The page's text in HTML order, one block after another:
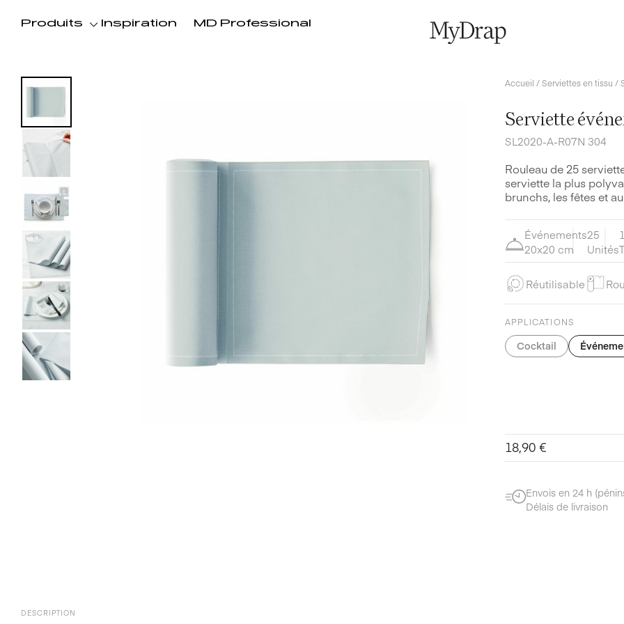
Produits Inspiration MD Professional
Accueil /Serviettes en tissu /
Serviette
SL2020-A-R07N 304
Rouleau de 25
serviette la plus
brunchs, les fêtes et
Événements
20x20 cm
25
Unités
Réutilisable
APPLICATIONS
Cocktail
18,90 €
Envois en 24 h
Délais de livraison
DESCRIPTION